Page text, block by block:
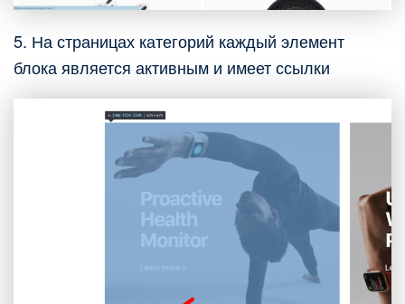
5. На страницах категорий каждый элемент
блока является активным и имеет ссылки